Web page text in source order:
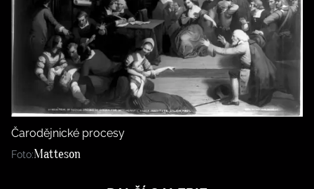
Čarodějnické procesy
Foto:Matteson